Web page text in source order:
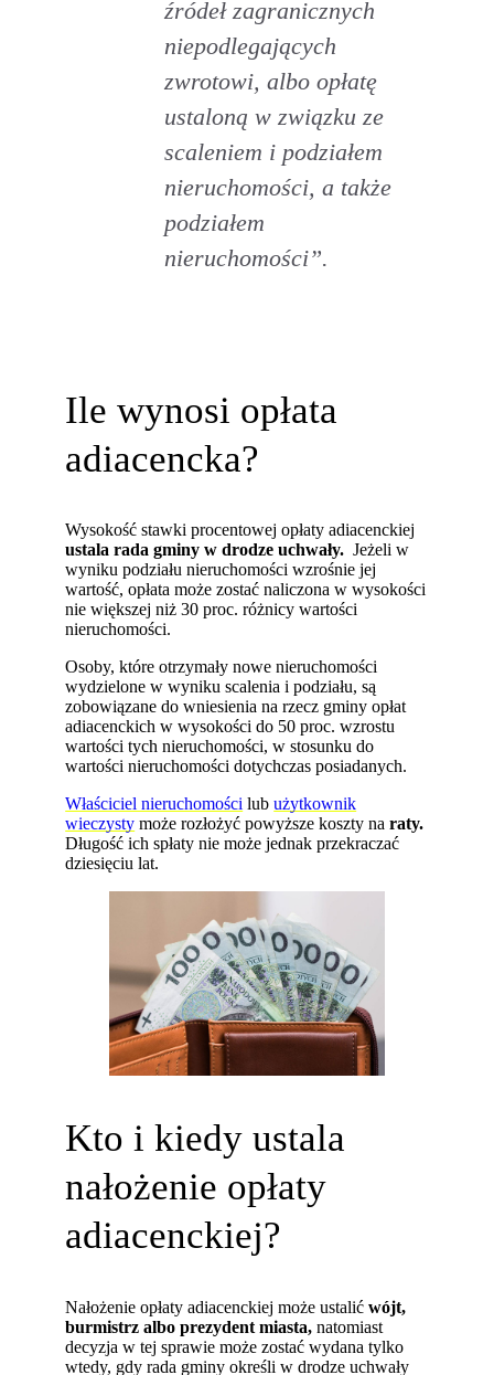
źródeł zagranicznych
niepodlegających
zwrotowi, albo opłatę
ustaloną w związku ze
scaleniem i podziałem
nieruchomości, a także
podziałem
nieruchomości”.
Ile wynosi opłata
adiacencka?
Wysokość stawki procentowej opłaty adiacenckiej
ustala rada gminy w drodze uchwały. Jeżeli w
wyniku podziału nieruchomości wzrośnie jej
wartość, opłata może zostać naliczona w wysokości
nie większej niż 30 proc. różnicy wartości
nieruchomości.
Osoby, które otrzymały nowe nieruchomości
wydzielone w wyniku scalenia i podziału, są
zobowiązane do wniesienia na rzecz gminy opłat
adiacenckich w wysokości do 50 proc. wzrostu
wartości tych nieruchomości, w stosunku do
wartości nieruchomości dotychczas posiadanych.
Właściciel nieruchomości lubużytkownik
wieczysty może rozłożyć powyższe koszty naraty.
Długość ich spłaty nie może jednak przekraczać
dziesięciu lat.
Kto i kiedy ustala
nałożenie opłaty
adiacenckiej?
Nałożenie opłaty adiacenckiej może ustalićwójt,
burmistrz albo prezydent miasta, natomiast
decyzja w tej sprawie może zostać wydana tylko
wtedy, gdy rada gminy określi w drodze uchwały